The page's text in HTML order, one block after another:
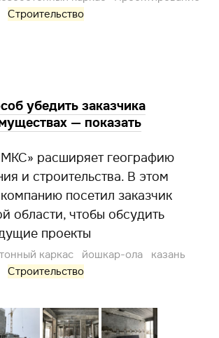
Строительство
убедить заказчика
— показать
расширяет географию
и строительства. В этом
посетил заказчик
области, чтобы обсудить
проекты
каркас йошкар-ола
казань
Строительство